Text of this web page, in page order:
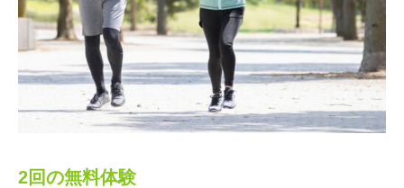
2回の無料体験
姿勢チェック
チケット制